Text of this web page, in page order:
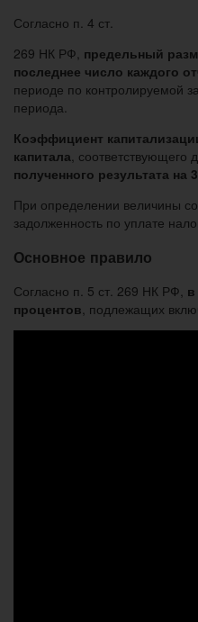
Согласно п. 4 ст.
269 НК РФ, предельный
последнее число каждого
периоде по контролируемой
периода.
Коэффициент
капитала, соответствующего
полученного результата на 3
При определении величины
задолженность по уплате
Основное правило
Согласно п. 5 ст. 269 НК РФ,
процентов , подлежащих